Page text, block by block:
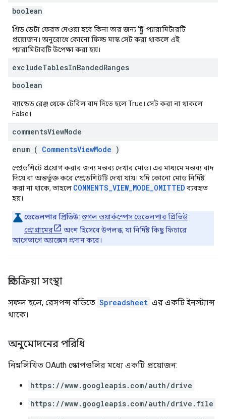
boolean
গ্রিড ডেটা ফেরত দেওয়া হবে কিনা তার জন্য 'ট্রু' প্যারামিটারটি
প্রয়োজন। অনুরোধে কোনো ফিল্ড মাস্ক সেট করা থাকলে এই
প্যারামিটারটি উপেক্ষা করা হয়।
excludeTablesInBandedRanges
boolean
ব্যান্ডেড রেঞ্জ থেকে টেবিল বাদ দিতে হলে True। সেট করা না থাকলে
False।
commentsViewMode
enum ( CommentsViewMode )
স্প্রেডশিটে প্রয়োগ করার জন্য মন্তব্য দেখার মোড। এর মাধ্যমে মন্তব্য বাদ
দিয়ে বা অন্তর্ভুক্ত করে স্প্রেডশিটটি দেখা যায়। যদি কোনো মোড নির্দিষ্ট
করা না থাকে, তাহলে COMMENTS_VIEW_MODE_OMITTED ব্যবহৃত
হয়।
ডেভেলপার প্রিভিউ: গুগল ওয়ার্কস্পেস ডেভেলপার প্রিভিউ
প্রোগ্রামের
অংশ হিসেবে উপলব্ধ, যা নির্দিষ্ট কিছু ফিচারে
আগেভাগে অ্যাক্সেস প্রদান করে।
প্রতিক্রিয়া সংস্থা
সফল হলে, রেসপন্স বডিতে Spreadsheet এর একটি ইনস্ট্যান্স
থাকে।
অনুমোদনের পরিধি
নিম্নলিখিত OAuth স্কোপগুলির মধ্যে একটি প্রয়োজন:
https://www.googleapis.com/auth/drive
https://www.googleapis.com/auth/drive.file